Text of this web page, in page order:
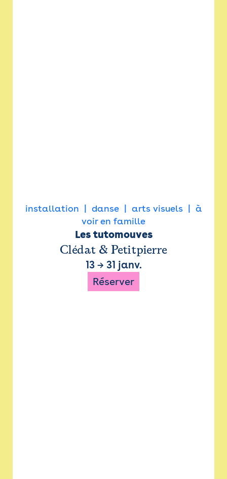
installation danse arts visuels
à
voir en famille
Les tutomouves
Clédat & Petitpierre
13→ 31 janv.
Réserver